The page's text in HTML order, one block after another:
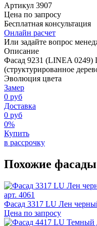
Артикул 3907
Цена по запросу
Бесплатная консультация
Онлайн расчет
Или задайте вопрос
Описание
Фасад 9231 (LINEA 0249)
(структурированное
Эволюция цвета
Замер
0 руб
Доставка
0 руб
0%
Купить
в рассрочку
Похожие фасады
арт. 4061
Фасад 3317 LU Лен
Цена по запросу